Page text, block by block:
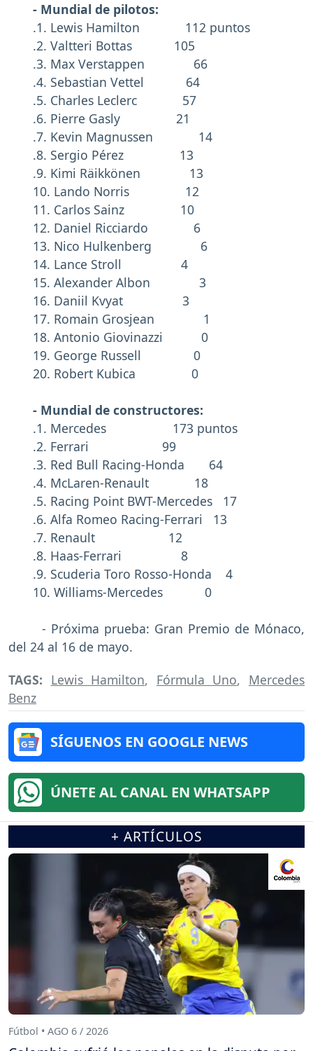
- Mundial de pilotos:
.1. Lewis Hamilton 112 puntos
.2. Valtteri Bottas 105
.3. Max Verstappen 66
.4. Sebastian Vettel 64
.5. Charles Leclerc 57
.6. Pierre Gasly 21
.7. Kevin Magnussen 14
.8. Sergio Pérez 13
.9. Kimi Räikkönen 13
10. Lando Norris 12
11. Carlos Sainz 10
12. Daniel Ricciardo 6
13. Nico Hulkenberg 6
14. Lance Stroll 4
15. Alexander Albon 3
16. Daniil Kvyat 3
17. Romain Grosjean 1
18. Antonio Giovinazzi 0
19. George Russell 0
20. Robert Kubica 0
- Mundial de constructores:
.1. Mercedes 173 puntos
.2. Ferrari 99
.3. Red Bull Racing-Honda 64
.4. McLaren-Renault 18
.5. Racing Point BWT-Mercedes 17
.6. Alfa Romeo Racing-Ferrari 13
.7. Renault 12
.8. Haas-Ferrari 8
.9. Scuderia Toro Rosso-Honda 4
10. Williams-Mercedes 0
- Próxima prueba: Gran Premio de Mónaco,
del 24 al 16 de mayo.
TAGS: Lewis Hamilton, Fórmula Uno, Mercedes
Benz
SÍGUENOS EN GOOGLE NEWS
ÚNETE AL CANAL EN WHATSAPP
+ ARTÍCULOS
Fútbol • AGO 6 / 2026